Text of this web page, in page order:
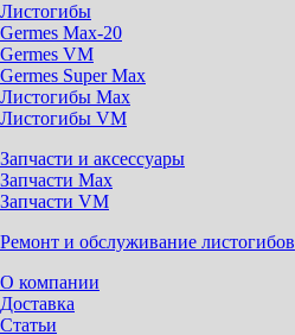
Листогибы
Germes Max-20
Germes VM
Germes Super Max
Листогибы Max
Листогибы VM
Запчасти и аксессуары
Запчасти Max
Запчасти VM
Ремонт и обслуживание листогибов
О компании
Доставка
Статьи